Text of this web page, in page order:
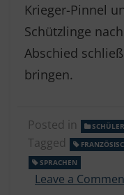
Krieger-Pinnel
Schützlinge
Abschied
bringen.
Posted in
Tagged
SPRACHEN
Leave a